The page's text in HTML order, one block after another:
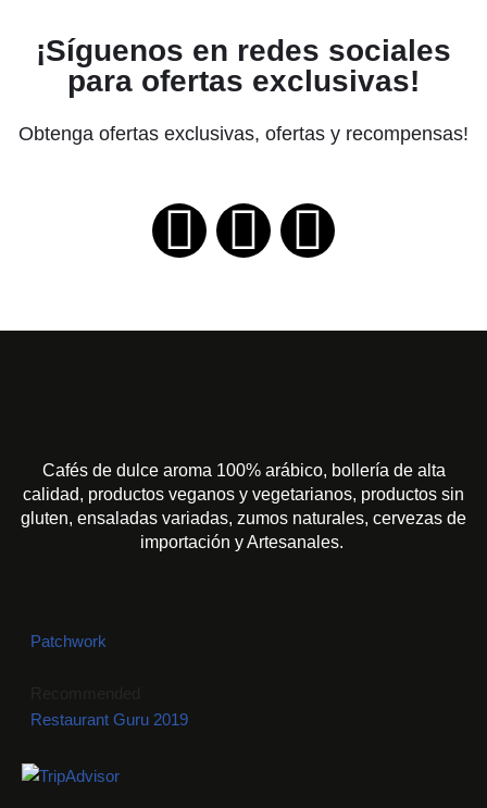
¡Síguenos en redes sociales
para ofertas exclusivas!
Obtenga ofertas exclusivas, ofertas y recompensas!
Cafés de dulce aroma 100% arábico, bollería de alta
calidad, productos veganos y vegetarianos, productos sin
gluten, ensaladas variadas, zumos naturales, cervezas de
importación y Artesanales.
Patchwork
Restaurant Guru 2019